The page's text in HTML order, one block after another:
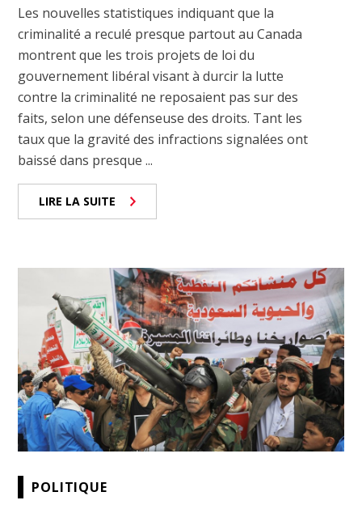
Les nouvelles statistiques indiquant que la
criminalité a reculé presque partout au Canada
montrent que les trois projets de loi du
gouvernement libéral visant à durcir la lutte
contre la criminalité ne reposaient pas sur des
faits, selon une défenseuse des droits. Tant les
taux que la gravité des infractions signalées ont
baissé dans presque ...
LIRE LA SUITE
POLITIQUE